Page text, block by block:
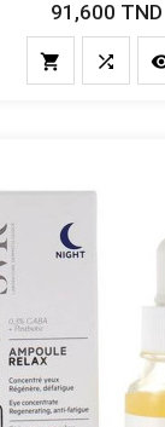
Prix
91,600 TND
 